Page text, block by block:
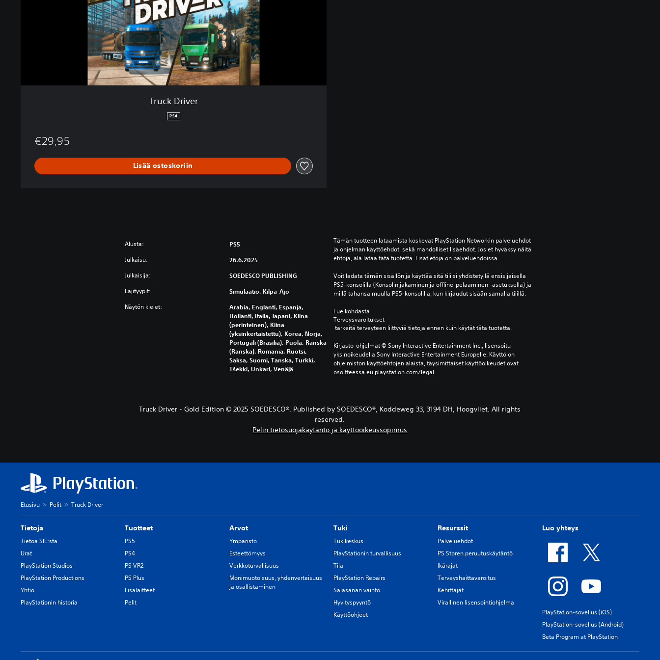
Truck Driver
PS4
€29,95
Lisää ostoskoriin
Alusta: PS5
Julkaisu: 26.6.2025
Julkaisija: SOEDESCO PUBLISHING
Lajityypit: Simulaatio, Kilpa-Ajo
Näytön kielet:
Arabia, Englanti, Espanja,
Hollanti, Italia, Japani, Kiina
(perinteinen), Kiina
(yksinkertaistettu), Korea, Norja,
Portugali (Brasilia), Puola, Ranska
(Ranska), Romania, Ruotsi,
Saksa, Suomi, Tanska, Turkki,
Tšekki, Unkari, Venäjä
Tämän tuotteen lataamista koskevat PlayStation Networkin palveluehdot
ja ohjelman käyttöehdot, sekä mahdolliset lisäehdot. Jos et hyväksy näitä
ehtoja, älä lataa tätä tuotetta. Lisätietoja on palveluehdoissa.
Voit ladata tämän sisällön ja käyttää sitä tiliisi yhdistetyllä ensisijaisella
PS5-konsolilla (Konsolin jakaminen ja offline-pelaaminen -asetuksella) ja
millä tahansa muulla PS5-konsolilla, kun kirjaudut sisään samalla tilillä.
Lue kohdasta
Terveysvaroitukset
tärkeitä terveyteen liittyviä tietoja ennen kuin käytät tätä tuotetta.
Kirjasto-ohjelmat © Sony Interactive Entertainment Inc., lisensoitu
yksinoikeudella Sony Interactive Entertainment Europelle. Käyttö on
ohjelmiston käyttöehtojen alaista, täysimittaiset käyttöoikeudet ovat
osoitteessa eu.playstation.com/legal.
Truck Driver - Gold Edition © 2025 SOEDESCO®. Published by SOEDESCO®, Koddeweg 33, 3194 DH, Hoogvliet. All rights
reserved.
Pelin tietosuojakäytäntö ja käyttöoikeussopimus
Etusivu Pelit Truck Driver
Tietoja
Tietoa SIE:stä
Urat
PlayStation Studios
PlayStation Productions
Yhtiö
PlayStationin historia
Tuotteet
PS5
PS4
PS VR2
PS Plus
Lisälaitteet
Pelit
Arvot
Ympäristö
Esteettömyys
Verkkoturvallisuus
Monimuotoisuus, yhdenvertaisuus
ja osallistaminen
Tuki
Tukikeskus
PlayStationin turvallisuus
Tila
PlayStation Repairs
Salasanan vaihto
Hyvityspyyntö
Käyttöohjeet
Resurssit
Palveluehdot
PS Storen peruutuskäytäntö
Ikärajat
Terveyshaittavaroitus
Kehittäjät
Virallinen lisensointiohjelma
Luo yhteys
PlayStation-sovellus (iOS)
PlayStation-sovellus (Android)
Beta Program at PlayStation